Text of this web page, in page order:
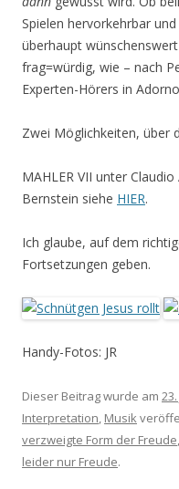
Spielen hervorkehrbar
überhaupt
frag=würdig, wie – nach
Experten-Hörers in
Zwei Möglichkeiten, über
MAHLER VII unter
Bernstein siehe HIER.
Ich glaube, auf dem
Fortsetzungen geben.
Handy-Fotos: JR
Dieser Beitrag wurde am
Interpretation, Musik
verzweigte Form der Freude,
leider nur Freude.